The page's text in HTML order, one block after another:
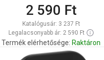
2 590 Ft
Katalógusár: 3 237 Ft
Legalacsonyabb ár: 2 590 Ft
Termék elérhetősége: Raktáron